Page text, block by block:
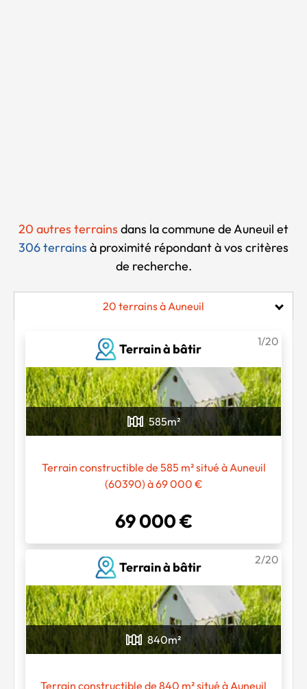
20 autres terrains dans la commune de Auneuil et
306 terrains à proximité répondant à vos critères
de recherche.
20 terrains à Auneuil
Terrain à bâtir
1/20
585m²
Terrain constructible de 585 m² situé à Auneuil
(60390) à 69 000 €
69 000 €
Terrain à bâtir
2/20
840m²
Terrain constructible de 840 m² situé à Auneuil